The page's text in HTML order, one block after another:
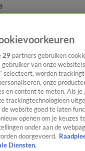
29 partners gebruiken
gebruiker van onze
selecteert, worden
onze
en content te meten. Als je
trackingtechnologieën
de website goed te laten
openen om je keuzes
onder aan de
doorgevoerd.
Diensten.